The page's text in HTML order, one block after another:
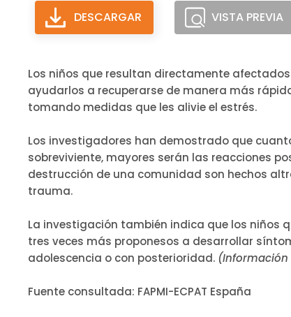
DESCARGAR VISTA PREVIA
Los niños que resultan directamente
ayudarlos a recuperarse de manera más
tomando medidas que les alivie el estrés.
Los investigadores han demostrado que
sobreviviente, mayores serán las reacciones
destrucción de una comunidad son hechos
trauma.
La investigación también indica que los niños
tres veces más proponesos a desarrollar
adolescencia o con posterioridad.
Fuente consultada: FAPMI-ECPAT España